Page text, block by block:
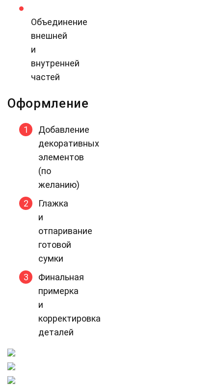
Объединение
внешней
и
внутренней
частей
Оформление
Добавление
декоративных
элементов
(по
желанию)
Глажка
и
отпаривание
готовой
сумки
Финальная
примерка
и
корректировка
деталей